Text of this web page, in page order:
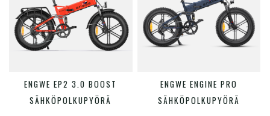
VALITSE VAIHTOEHDOISTA
ENGWE EP2 3.0 BOOST
SÄHKÖPOLKUPYÖRÄ
VALITSE VAIHTOEHDOISTA
ENGWE ENGINE PRO
SÄHKÖPOLKUPYÖRÄ